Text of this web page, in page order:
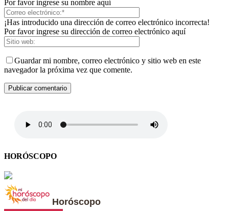
Por favor ingrese su nombre aquí
¡Has introducido una dirección de correo electrónico incorrecta!
Por favor ingrese su dirección de correo electrónico aquí
Guardar mi nombre, correo electrónico y sitio web en este
navegador la próxima vez que comente.
HORÓSCOPO
Horóscopo